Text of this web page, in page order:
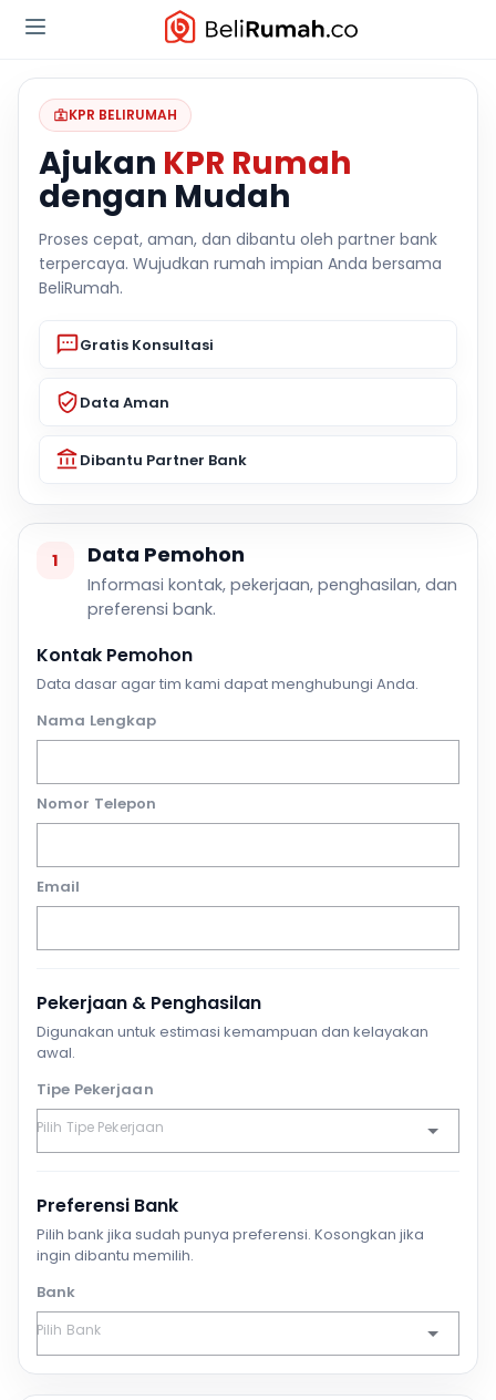
KPR BELIRUMAH
Ajukan KPR Rumah
dengan Mudah
Proses cepat, aman, dan dibantu oleh partner bank
terpercaya. Wujudkan rumah impian Anda bersama
BeliRumah.
Gratis Konsultasi
Data Aman
Dibantu Partner Bank
1 Data Pemohon
Informasi kontak, pekerjaan, penghasilan, dan
preferensi bank.
Kontak Pemohon
Data dasar agar tim kami dapat menghubungi Anda.
Nama Lengkap
Nomor Telepon
Email
Pekerjaan & Penghasilan
Digunakan untuk estimasi kemampuan dan kelayakan
awal.
Tipe Pekerjaan
Preferensi Bank
Pilih bank jika sudah punya preferensi. Kosongkan jika
ingin dibantu memilih.
Bank